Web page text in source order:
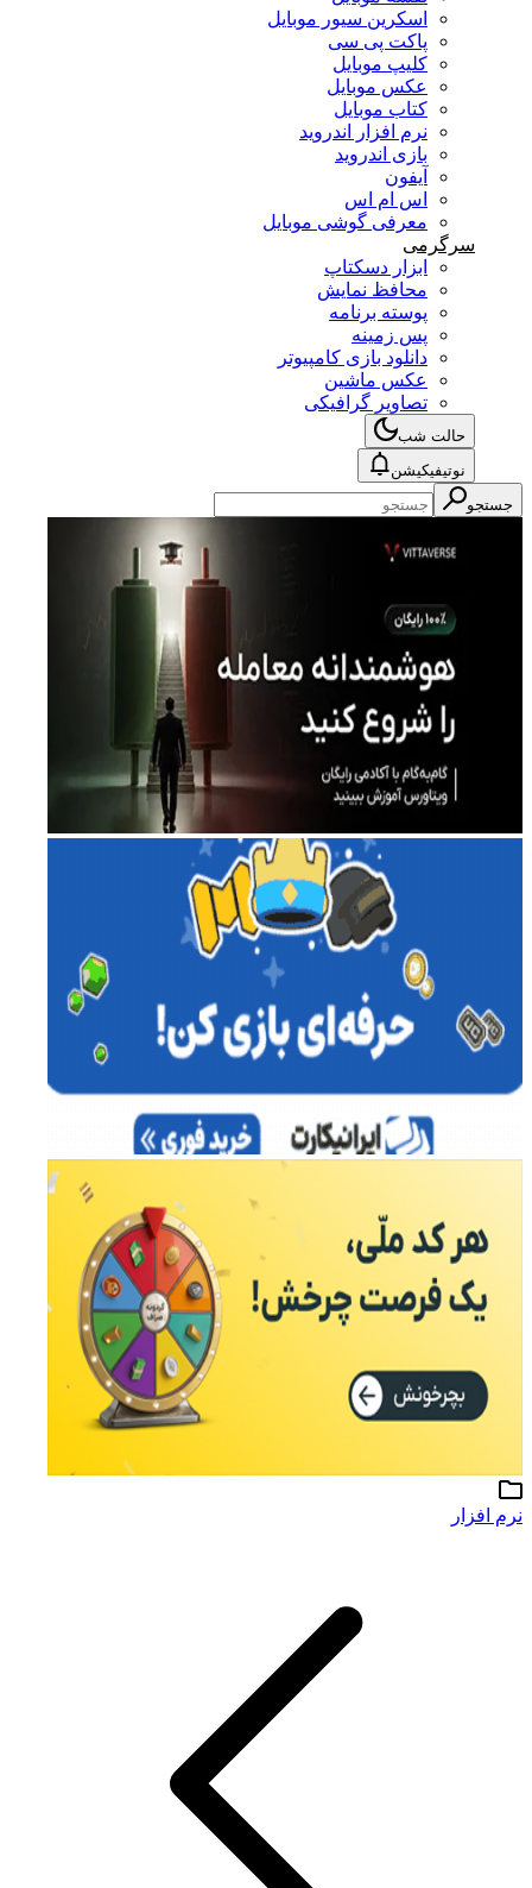
اسکرین سیور موبایل
پاکت پی سی
کلیپ موبایل
عکس موبایل
کتاب موبایل
نرم افزار اندروید
بازی اندروید
آیفون
اس ام اس
معرفی گوشی موبایل
سرگرمی
ابزار دسکتاپ
محافظ نمایش
پوسته برنامه
پس زمینه
دانلود بازی کامپیوتر
عکس ماشین
تصاویر گرافیکی
حالت شب
نوتیفیکیشن
جستجو
نرم افزار